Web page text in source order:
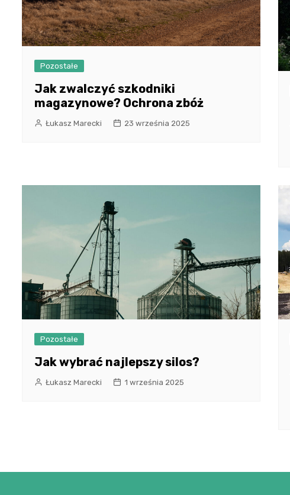
Pozostałe
Jak zwalczyć szkodniki
magazynowe? Ochrona zbóż
Łukasz Marecki 23 września 2025
Pozostałe
Jak wybrać najlepszy silos?
Łukasz Marecki 1 września 2025